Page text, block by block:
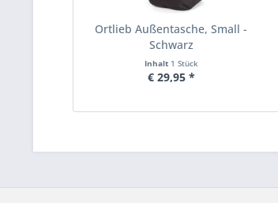
Ortlieb Außentasche, Small -
Schwarz
Inhalt 1 Stück
€ 29,95 *